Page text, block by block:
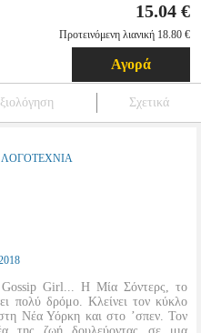
15.04 €
Προτεινόμενη λιανική 18.80 €
Αγορά
Σχετικά
ΛΟΓΟΤΕΧΝΙΑ
Girl... Η Μία Σόντερς, το
πολύ δρόμο. Κλείνει τον κύκλο
Νέα Υόρκη και στο ’σπεν. Τον